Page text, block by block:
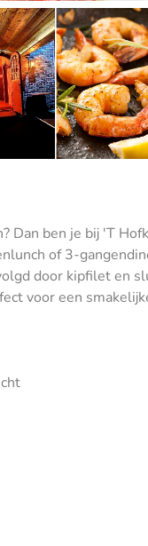
Dan ben je bij 'T
of 3-
door kipfilet en
voor een